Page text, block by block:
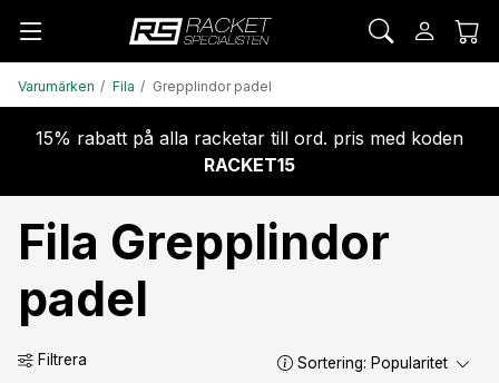
Varumärken Fila Grepplindor padel
15% rabatt på alla racketar till ord. pris med koden
RACKET15
Fila Grepplindor
padel
Filtrera Sortering: Popularitet